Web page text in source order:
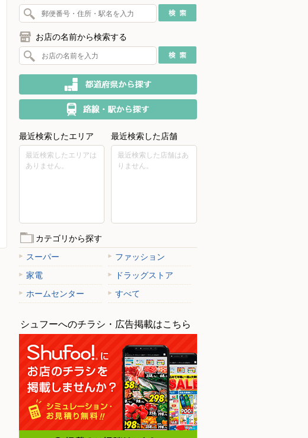
お店の名前から検索する
最近検索したエリア
最近検索したエリアは
ありません。
最近検索した店舗
最近検索した店舗はあ
りません。
カテゴリから探す
スーパー
ファッション
家電
ドラッグストア
ホームセンター
すべて
シュフーへのチラシ・広告掲載はこちら